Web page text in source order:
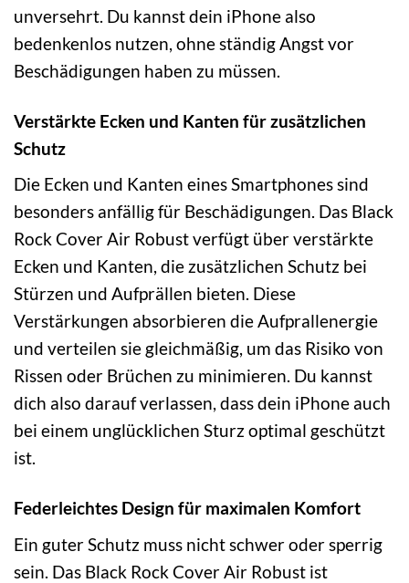
unversehrt. Du kannst dein iPhone also
bedenkenlos nutzen, ohne ständig Angst vor
Beschädigungen haben zu müssen.
Verstärkte Ecken und Kanten für zusätzlichen
Schutz
Die Ecken und Kanten eines Smartphones sind
besonders anfällig für Beschädigungen. Das Black
Rock Cover Air Robust verfügt über verstärkte
Ecken und Kanten, die zusätzlichen Schutz bei
Stürzen und Aufprällen bieten. Diese
Verstärkungen absorbieren die Aufprallenergie
und verteilen sie gleichmäßig, um das Risiko von
Rissen oder Brüchen zu minimieren. Du kannst
dich also darauf verlassen, dass dein iPhone auch
bei einem unglücklichen Sturz optimal geschützt
ist.
Federleichtes Design für maximalen Komfort
Ein guter Schutz muss nicht schwer oder sperrig
sein. Das Black Rock Cover Air Robust ist